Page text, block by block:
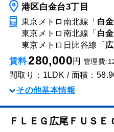
港区白金台3丁目
東京メトロ南北線「 白
東京メトロ南北線「 白
東京メトロ日比谷線「
賃料280,000円 管理費
間取り：1LDK / 面積：
その他基本情報
ＦＬＥＧ広尾ＦＵＳＥ